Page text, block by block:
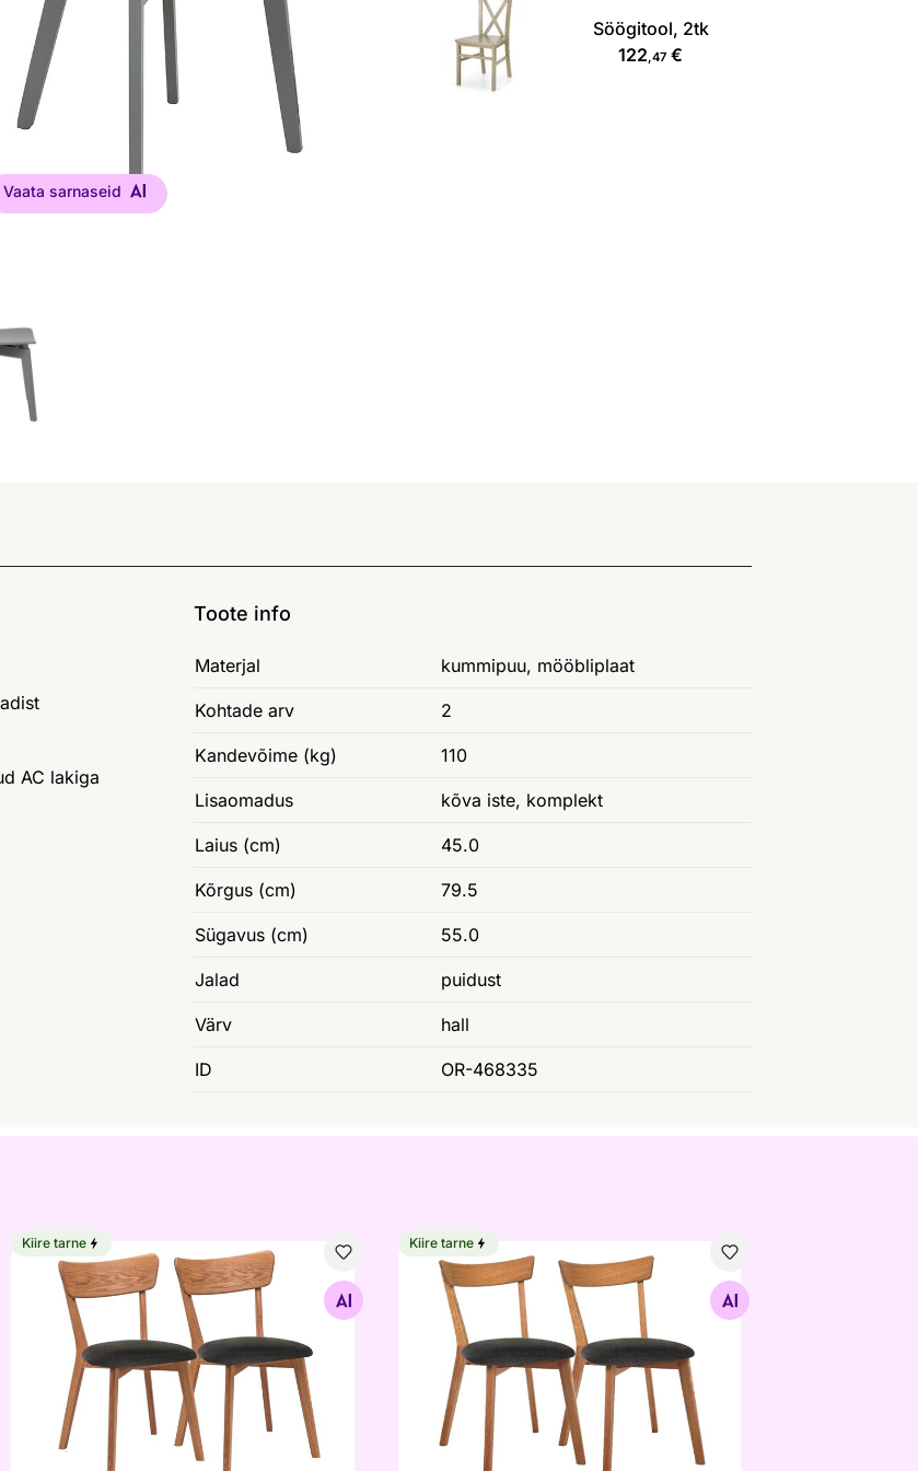
Vaata sarnaseid
Söögitool, 2tk
122,47 €
AC lakiga
Toote info
Materjal kummipuu, mööbliplaat
Kohtade arv 2
Kandevõime (kg) 110
Lisaomadus kõva iste, komplekt
Laius (cm) 45.0
Kõrgus (cm) 79.5
Sügavus (cm) 55.0
Jalad puidust
Värv hall
ID OR-468335
Tammepuidust tool Dora lakitud, 2 tk
Otsi sarnaseid
Kiire tarne
Tammepuidust toolid Viola H, 2 tk
Otsi sarnaseid
Kiire tarne